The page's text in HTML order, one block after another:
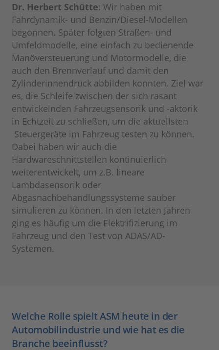
Dr. Herbert Schütte: Wir haben mit
Fahrdynamik- und Benzin/Diesel-Modellen
begonnen. Später folgten Straßen- und
Umfeldmodelle, eine einfach zu bedienende
Manöversteuerung und Motormodelle, die
auch den Brennverlauf und damit den
Zylinderinnendruck abbilden konnten. Ziel war
es, die Schleife zwischen der sich rasant
entwickelnden Fahrzeugsensorik und -aktorik
in Echtzeit zu schließen, um die aktuellsten
Steuergeräte im Fahrzeug testen zu können.
Dabei haben wir auch die
Hardwareschnittstellen kontinuierlich
weiterentwickelt, um z.B. lineare
Lambdasensorik oder
Abgasnachbehandlungssysteme sauber
simulieren zu können. In den letzten Jahren
ging es häufig um die Elektrifizierung im
Fahrzeug und den Test von ADAS/AD-
Systemen.
Welche Rolle spielt ASM heute in der
Automobilindustrie und wie hat es die
Branche beeinflusst?